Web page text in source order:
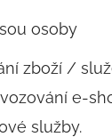
osoby
zboží /
e-
služby.